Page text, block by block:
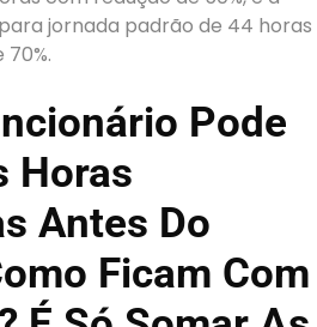
jornada padrão de 44 horas
Pode
Horas
Antes Do
Ficam Com